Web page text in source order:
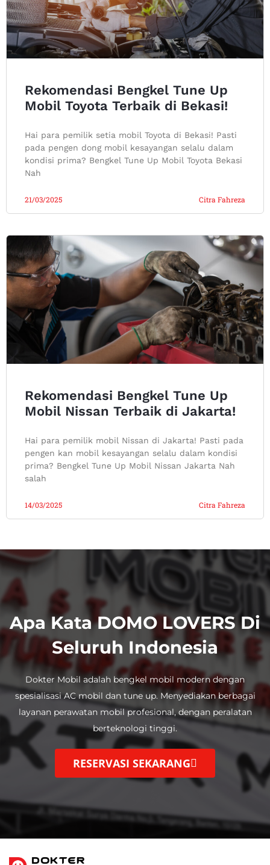
Rekomendasi Bengkel Tune Up
Mobil Toyota Terbaik di Bekasi!
Hai para pemilik setia mobil Toyota di Bekasi! Pasti
pada pengen dong mobil kesayangan selalu dalam
kondisi prima? Bengkel Tune Up Mobil Toyota Bekasi
Nah
Citra Fahreza
21/03/2025
Rekomendasi Bengkel Tune Up
Mobil Nissan Terbaik di Jakarta!
Hai para pemilik mobil Nissan di Jakarta! Pasti pada
pengen kan mobil kesayangan selalu dalam kondisi
prima? Bengkel Tune Up Mobil Nissan Jakarta Nah
salah
Citra Fahreza
14/03/2025
Apa Kata DOMO LOVERS Di
Seluruh Indonesia
Dokter Mobil adalah bengkel mobil modern dengan
spesialisasi AC mobil dan tune up.Menyediakan berbagai
layanan perawatan mobil profesional, dengan peralatan
berteknologi tinggi.
RESERVASI SEKARANG